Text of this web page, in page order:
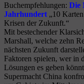
Buchempfehlungen: Die
Jahrhundert „10
Krisen der Zukunft.“
Mit bestechender
Marshall, welche zehn
nächsten Zukunft
Faktoren spielen, wer
Lösungen es geben
Supermacht China